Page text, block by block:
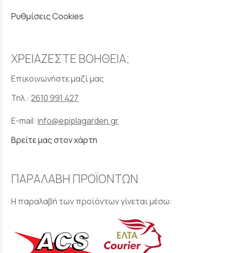
Ρυθμίσεις Cookies
ΧΡΕΙΑΖΕΣΤΕ ΒΟΗΘΕΙΑ;
Επικοινωνήστε μαζί μας
Τηλ.:2610 991 427
E-mail:info@epiplagarden.gr
Βρείτε μας στον χάρτη
ΠΑΡΑΛΑΒΗ ΠΡΟΪΟΝΤΩΝ
Η παραλαβή των προϊόντων γίνεται μέσω: